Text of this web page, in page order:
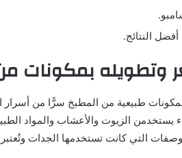
النتائج.
وتطويله بمكونات
طبيعية من المطبخ سرًّا من أسرار
يستخدمن الزيوت والأعشاب والمواد
التي كانت تستخدمها الجدات وتُعتبر